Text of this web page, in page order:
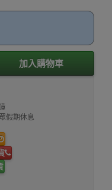
加入購物車
假期休息